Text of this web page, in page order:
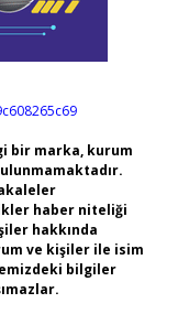
bir marka, kurum
haber niteliği
hakkında
ve kişiler ile isim
bilgiler